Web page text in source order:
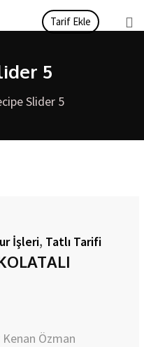
Tarif Ekle
5
Slider 5
İşleri, Tatlı Tarifi
Kenan Özman